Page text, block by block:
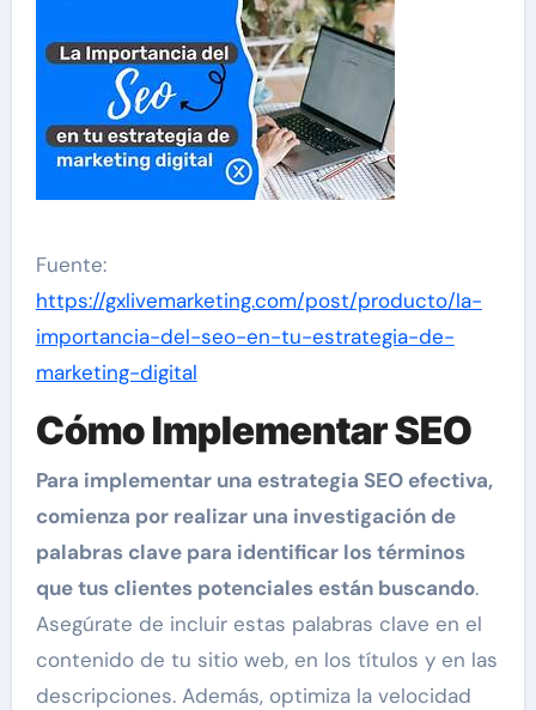
Fuente:
https://gxlivemarketing.com/post/producto/la-
importancia-del-seo-en-tu-estrategia-de-
marketing-digital
Cómo Implementar SEO
Para implementar una estrategia SEO efectiva,
comienza por realizar una investigación de
palabras clave para identificar los términos
que tus clientes potenciales están buscando.
Asegúrate de incluir estas palabras clave en el
contenido de tu sitio web, en los títulos y en las
descripciones. Además, optimiza la velocidad